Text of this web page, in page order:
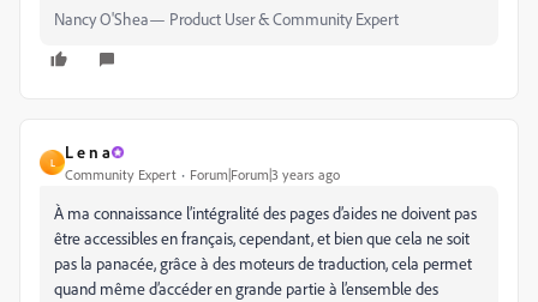
Nancy O'Shea— Product User & Community Expert
L
L e n a
Community Expert Forum|Forum|3 years ago
À ma connaissance l’intégralité des pages d’aides ne doivent pas
être accessibles en français, cependant, et bien que cela ne soit
pas la panacée, grâce à des moteurs de traduction, cela permet
quand même d’accéder en grande partie à l’ensemble des